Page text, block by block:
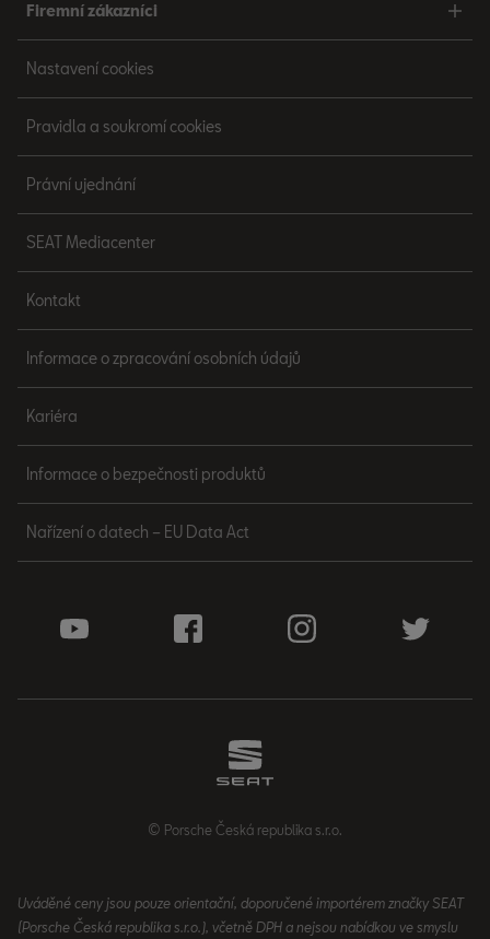
Firemní zákazníci
Nastavení cookies
Pravidla a soukromí cookies
Právní ujednání
SEAT Mediacenter
Kontakt
Informace o zpracování osobních údajů
Kariéra
Informace o bezpečnosti produktů
Nařízení o datech – EU Data Act
© Porsche Česká republika s.r.o.
Uváděné ceny jsou pouze orientační, doporučené importérem značky SEAT
(Porsche Česká republika s.r.o.), včetně DPH a nejsou nabídkou ve smyslu